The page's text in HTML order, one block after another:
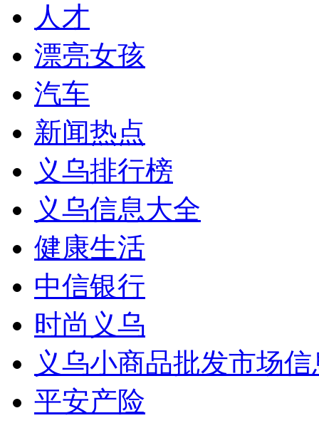
人才
漂亮女孩
汽车
新闻热点
义乌排行榜
义乌信息大全
健康生活
中信银行
时尚义乌
义乌小商品批发市场
平安产险